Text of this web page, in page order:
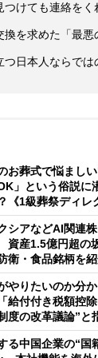
けても連絡をく
を求めた「最悪
日本人ならでは
お葬式で悩まし
」という俗説に
《1級葬祭ディレ
シアなどAI関連
産1.5億円超の
衛・食品銘柄を
がやりたいのか分
付付き税額控除
度の改革議論”と
る中国企業の“